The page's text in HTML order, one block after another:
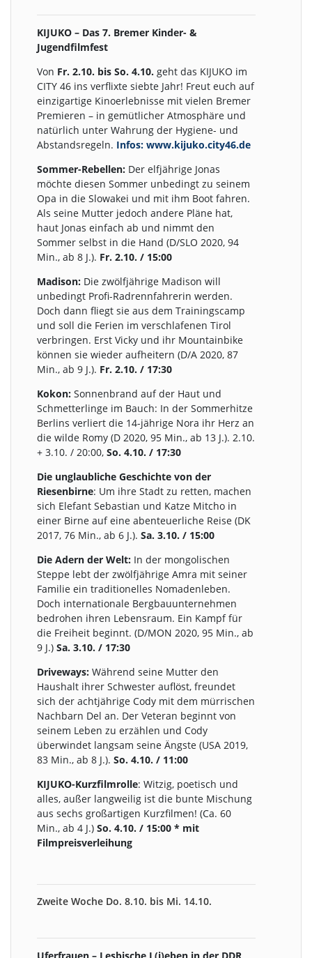
KIJUKO – Das 7. Bremer Kinder- &
Jugendfilmfest
Von Fr. 2.10. bis So. 4.10. geht das KIJUKO im
CITY 46 ins verflixte siebte Jahr! Freut euch auf
einzigartige Kinoerlebnisse mit vielen Bremer
Premieren – in gemütlicher Atmosphäre und
natürlich unter Wahrung der Hygiene- und
Abstandsregeln. Infos: www.kijuko.city46.de
Sommer-Rebellen: Der elfjährige Jonas
möchte diesen Sommer unbedingt zu seinem
Opa in die Slowakei und mit ihm Boot fahren.
Als seine Mutter jedoch andere Pläne hat,
haut Jonas einfach ab und nimmt den
Sommer selbst in die Hand (D/SLO 2020, 94
Min., ab 8 J.). Fr. 2.10. / 15:00
Madison: Die zwölfjährige Madison will
unbedingt Profi-Radrennfahrerin werden.
Doch dann fliegt sie aus dem Trainingscamp
und soll die Ferien im verschlafenen Tirol
verbringen. Erst Vicky und ihr Mountainbike
können sie wieder aufheitern (D/A 2020, 87
Min., ab 9 J.). Fr. 2.10. / 17:30
Kokon: Sonnenbrand auf der Haut und
Schmetterlinge im Bauch: In der Sommerhitze
Berlins verliert die 14-jährige Nora ihr Herz an
die wilde Romy (D 2020, 95 Min., ab 13 J.). 2.10.
+ 3.10. / 20:00,So. 4.10. / 17:30
Die unglaubliche Geschichte von der
Riesenbirne: Um ihre Stadt zu retten, machen
sich Elefant Sebastian und Katze Mitcho in
einer Birne auf eine abenteuerliche Reise (DK
2017, 76 Min., ab 6 J.).Sa. 3.10. / 15:00
Die Adern der Welt: In der mongolischen
Steppe lebt der zwölfjährige Amra mit seiner
Familie ein traditionelles Nomadenleben.
Doch internationale Bergbauunternehmen
bedrohen ihren Lebensraum. Ein Kampf für
die Freiheit beginnt. (D/MON 2020, 95 Min., ab
9 J.)Sa. 3.10. / 17:30
Driveways: Während seine Mutter den
Haushalt ihrer Schwester auflöst, freundet
sich der achtjährige Cody mit dem mürrischen
Nachbarn Del an. Der Veteran beginnt von
seinem Leben zu erzählen und Cody
überwindet langsam seine Ängste (USA 2019,
83 Min., ab 8 J.).So. 4.10. / 11:00
KIJUKO-Kurzfilmrolle: Witzig, poetisch und
alles, außer langweilig ist die bunte Mischung
aus sechs großartigen Kurzfilmen! (Ca. 60
Min., ab 4 J.)So. 4.10. / 15:00 * mit
Filmpreisverleihung
Zweite Woche Do. 8.10. bis Mi. 14.10.